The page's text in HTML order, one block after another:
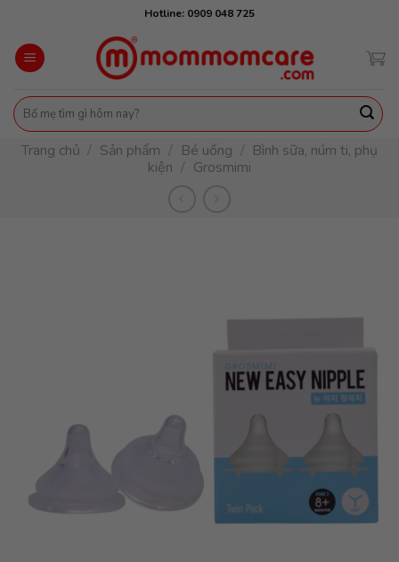
content
Hotline: 0909 048 725
Tìm
kiếm:
Trang chủ / Sản phẩm / Bé uống / Bình sữa, núm ti, phụ
kiện / Grosmimi